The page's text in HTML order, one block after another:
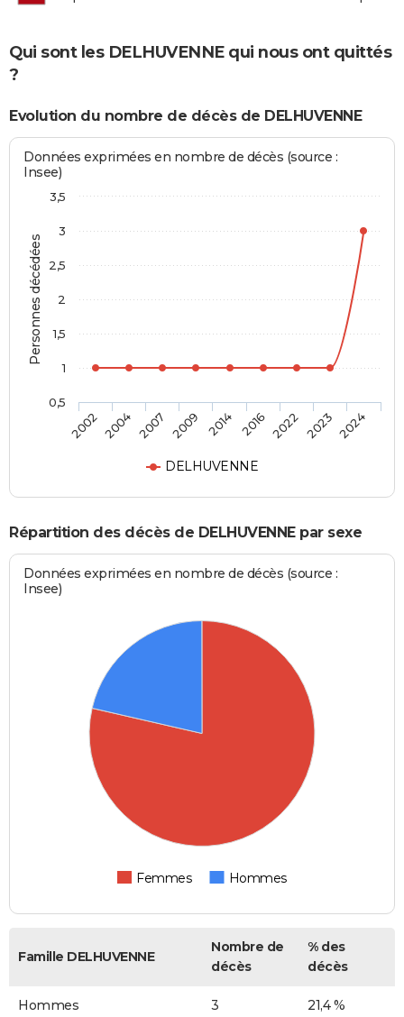
Qui sont les DELHUVENNE qui nous ont quittés
?
Evolution du nombre de décès de DELHUVENNE
Personnes décédées
Données exprimées en nombre de décès (source :
Insee)
DELHUVENNE
2002 2004 2007 2009 2014 2016 2022 2023 2024
0,5
1
1,5
2
2,5
3
3,5
Répartition des décès de DELHUVENNE par sexe
Données exprimées en nombre de décès (source :
Insee)
Femmes Hommes
Famille DELHUVENNE
Nombre de
décès
% des
décès
Hommes 3 21,4 %